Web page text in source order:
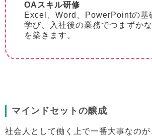
OAスキル研修
Excel、Word、PowerPointの基
学び、入社後の業務でつまずか
を築きます。
マインドセットの醸成
社会人として働く上で一番大事なのが